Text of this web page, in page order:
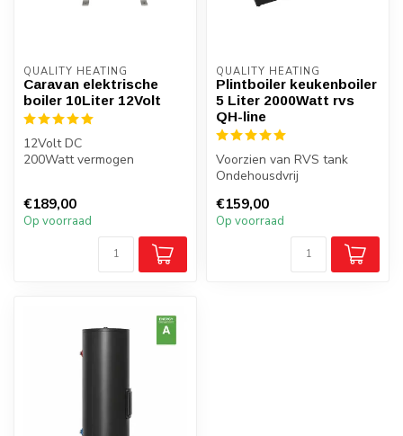
QUALITY HEATING
Caravan elektrische
boiler 10Liter 12Volt
12Volt DC
200Watt vermogen
€189,00
Op voorraad
QUALITY HEATING
Plintboiler keukenboiler
5 Liter 2000Watt rvs
QH-line
Voorzien van RVS tank
Ondehousdvrij
plaatsen
€159,00
Op voorraad